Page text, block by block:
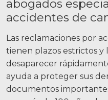
abogados
accidentes de
Las reclamaciones por
tienen plazos estrictos y
desaparecer
ayuda a proteger sus
documentos